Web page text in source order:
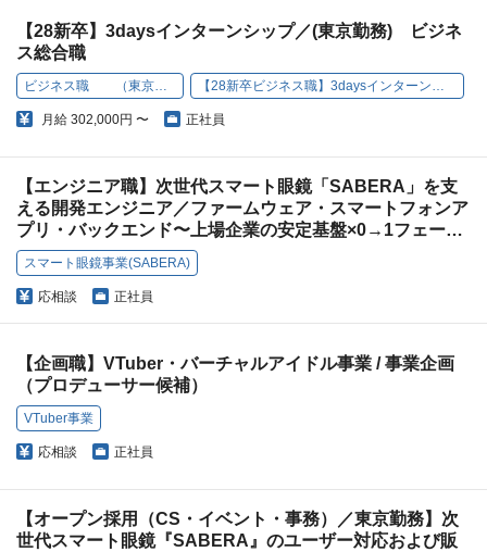
【28新卒】3daysインターンシップ／(東京勤務) ビジネ
ス総合職
ビジネス職 （東京配属) 【28新卒ビジネス職】3daysインターンシップ
月給 302,000円 〜 正社員
【エンジニア職】次世代スマート眼鏡「SABERA」を支
える開発エンジニア／ファームウェア・スマートフォンア
プリ・バックエンド〜上場企業の安定基盤×0→1フェー
ズ〜
スマート眼鏡事業(SABERA)
応相談 正社員
【企画職】VTuber・バーチャルアイドル事業 / 事業企画
（プロデューサー候補）
VTuber事業
応相談 正社員
【オープン採用（CS・イベント・事務）／東京勤務】次
世代スマート眼鏡『SABERA』のユーザー対応および販